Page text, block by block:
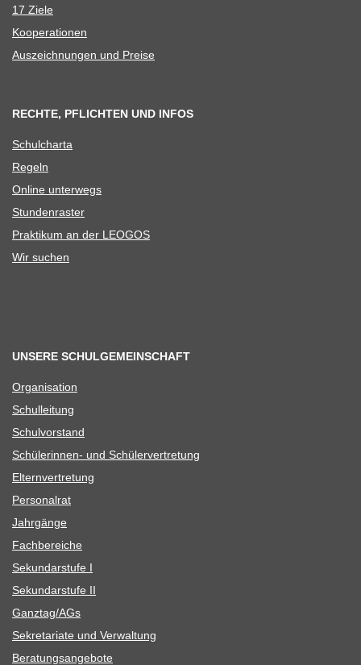
17 Ziele
Koope­ra­tio­nen
Aus­zeich­nun­gen und Preise
RECHTE, PFLICHTEN UND INFOS
Schul­charta
Regeln
Online unter­wegs
Stun­den­ras­ter
Prak­ti­kum an der LEOGOS
Wir suchen
UNSERE SCHULGEMEINSCHAFT
Orga­ni­sa­tion
Schul­lei­tung
Schul­vor­stand
Schü­le­rin­nen- und Schülervertretung
Eltern­ver­tre­tung
Per­so­nal­rat
Jahr­gänge
Fach­be­rei­che
Sekun­dar­stufe I
Sekun­dar­stufe II
Ganztag/​​AGs
Sekre­ta­riate und Verwaltung
Bera­tungs­an­ge­bote